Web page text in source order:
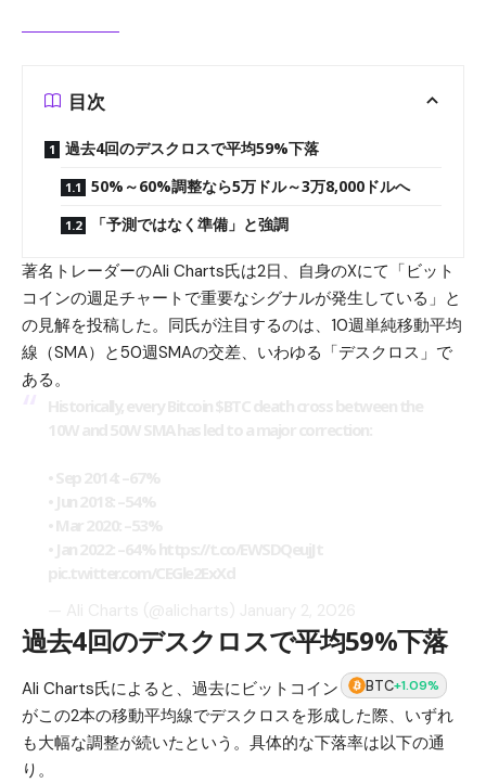
目次
過去4回のデスクロスで平均59%下落
50%～60%調整なら5万ドル～3万8,000ドルへ
「予測ではなく準備」と強調
著名トレーダーのAli Charts氏は2日、自身のXにて「ビット
コインの週足チャートで重要なシグナルが発生している」と
の見解を投稿した。同氏が注目するのは、10週単純移動平均
線（SMA）と50週SMAの交差、いわゆる「デスクロス」で
ある。
過去4回のデスクロスで平均59%下落
Ali Charts氏によると、過去にビットコイン BTC+1.09%
がこの2本の移動平均線でデスクロスを形成した際、いずれ
も大幅な調整が続いたという。具体的な下落率は以下の通
り。